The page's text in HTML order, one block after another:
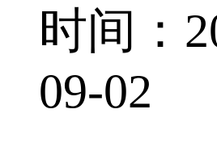
时间：
09-02